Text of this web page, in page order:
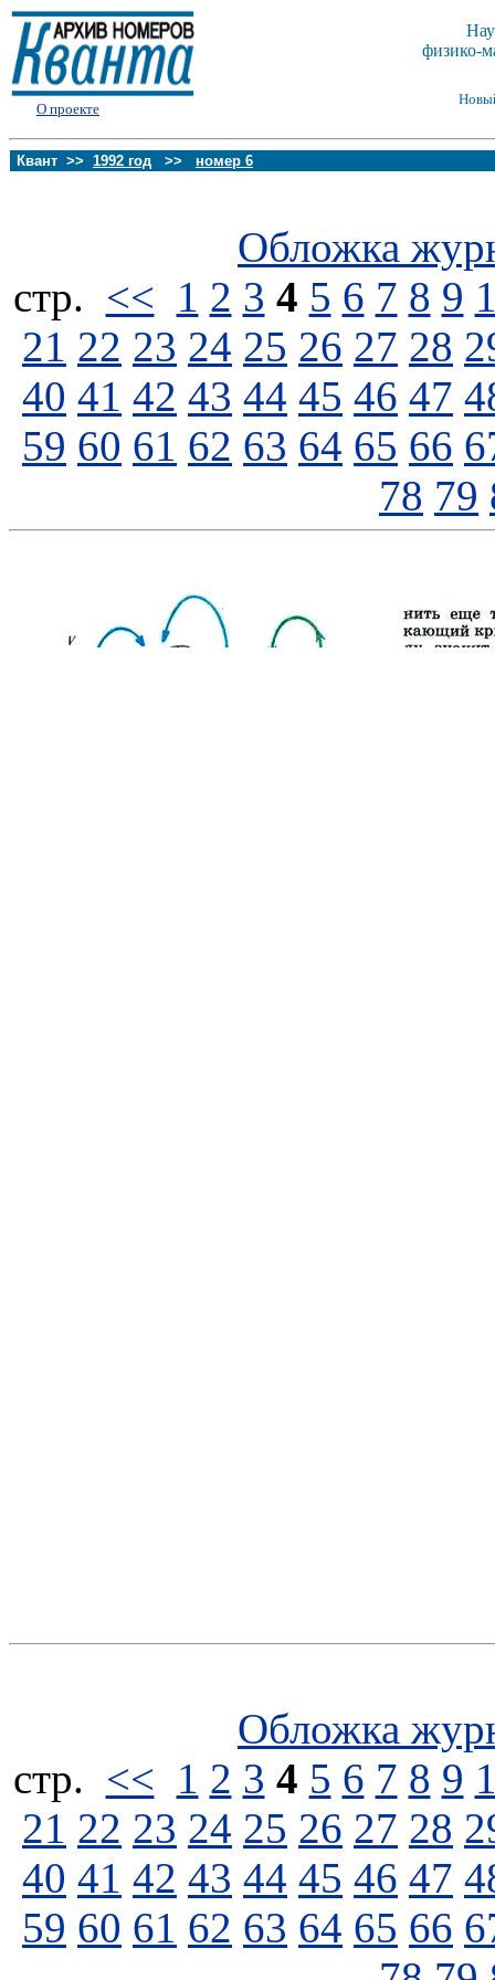
О проекте
физико-
Квант >> 1992 год >> номер 6
Обложка
стp. << 1 2 3 4 5 6 7 8 9
21 22 23 24 25 26 27 28
40 41 42 43 44 45 46 47
59 60 61 62 63 64 65 66
78 79
Обложка
стp. << 1 2 3 4 5 6 7 8 9
21 22 23 24 25 26 27 28
40 41 42 43 44 45 46 47
59 60 61 62 63 64 65 66